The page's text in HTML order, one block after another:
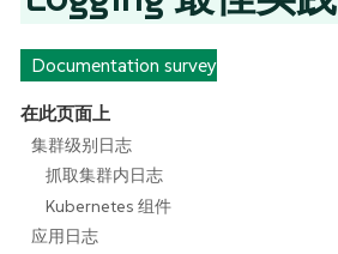
Documentation survey
在此页面上
集群级别日志
抓取集群内日志
Kubernetes 组件
应用日志